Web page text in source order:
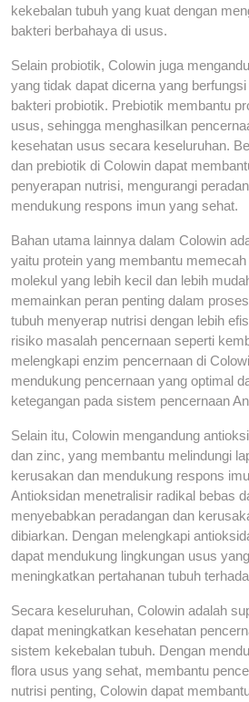
kekebalan tubuh yang kuat dengan
bakteri berbahaya di usus.
Selain probiotik, Colowin juga
yang tidak dapat dicerna yang
bakteri probiotik. Prebiotik membantu
usus, sehingga menghasilkan
kesehatan usus secara keseluruhan.
dan prebiotik di Colowin dapat
penyerapan nutrisi, mengurangi
mendukung respons imun yang sehat.
Bahan utama lainnya dalam Colowin
yaitu protein yang membantu
molekul yang lebih kecil dan lebih
memainkan peran penting dalam
tubuh menyerap nutrisi dengan lebih
risiko masalah pencernaan seperti
melengkapi enzim pencernaan di
mendukung pencernaan yang optimal
ketegangan pada sistem pencernaan
Selain itu, Colowin mengandung
dan zinc, yang membantu melindungi
kerusakan dan mendukung respons
Antioksidan menetralisir radikal bebas
menyebabkan peradangan dan
dibiarkan. Dengan melengkapi
dapat mendukung lingkungan usus
meningkatkan pertahanan tubuh
Secara keseluruhan, Colowin adalah
dapat meningkatkan kesehatan
sistem kekebalan tubuh. Dengan
flora usus yang sehat, membantu
nutrisi penting, Colowin dapat